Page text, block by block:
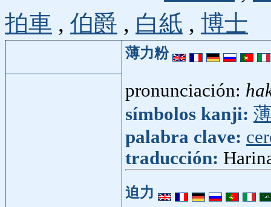
拍車 , 伯爵 , 白紙 , 博士
薄力粉
pronunciación:
símbolos kanji:
palabra clave:
traducción:
迫力